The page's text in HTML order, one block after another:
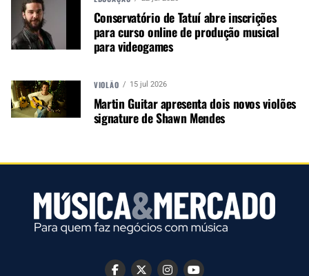
PRÓXIMO
Teste da guitarra Tagima TG530
A guitarra Gold-OC6 se junta à série Gold da Cor
Conservatório de Tatuí abre inscrições
para curso online de produção musical
para videogames
VIOLÃO 15 jul 2026
Martin Guitar apresenta dois novos violões
signature de Shawn Mendes